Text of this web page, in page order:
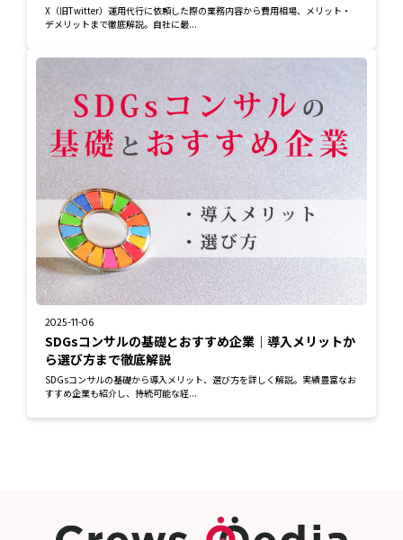
X（旧Twitter）運用代行に依頼した際の業務内容から費用相場、メリット・
デメリットまで徹底解説。自社に最...
2025-11-06
SDGsコンサルの基礎とおすすめ企業｜導入メリットか
ら選び方まで徹底解説
SDGsコンサルの基礎から導入メリット、選び方を詳しく解説。実績豊富なお
すすめ企業も紹介し、持続可能な経...